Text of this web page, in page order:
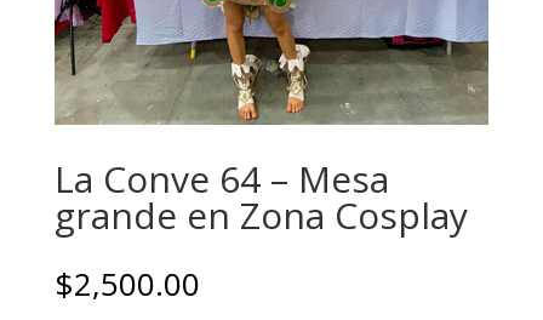
La Conve 64 – Mesa
grande en Zona Cosplay
$2,500.00